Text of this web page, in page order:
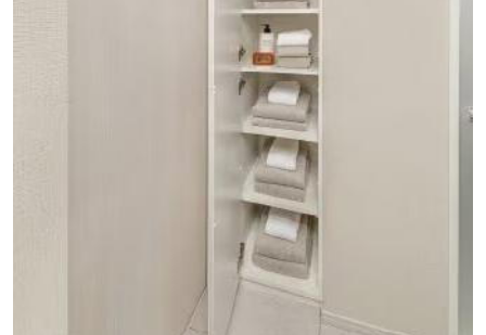
【赤塚公園】（徒歩23分／約1820m）